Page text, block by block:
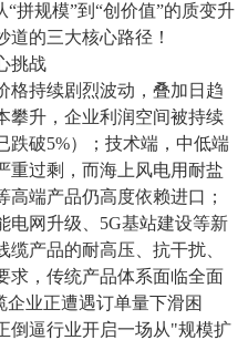
拼规模”到“创价值”的质变升
的三大核心路径！
挑战
格持续剧烈波动，叠加日趋
攀升，企业利润空间被持续
跌破5%）；技术端，中低端
重过剩，而海上风电用耐盐
高端产品仍高度依赖进口；
电网升级、5G基站建设等新
产品的耐高压、抗干扰、
求，传统产品体系面临全面
企业正遭遇订单量下滑困
倒逼行业开启一场从"规模扩